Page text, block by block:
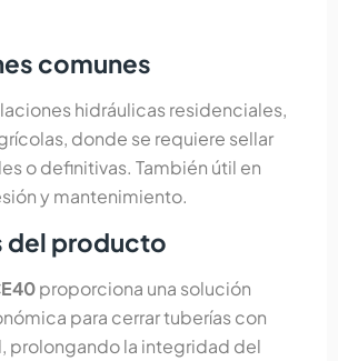
comunes
hidráulicas residenciales,
donde se requiere sellar
o definitivas. También útil en
y mantenimiento.
del producto
proporciona una solución
para cerrar tuberías con
prolongando la integridad del